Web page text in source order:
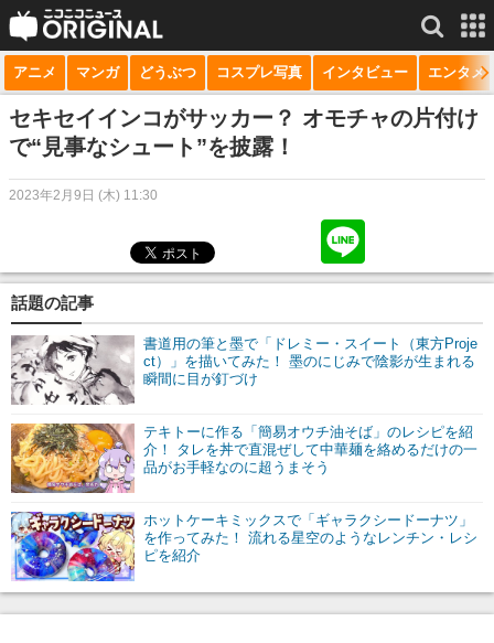
サービス一覧 もっと見る
niconico
動画
生放送
チャンネル
マンガ
ニコニコQ
アニメ マンガ どうぶつ コスプレ写真 インタビュー エンタメ
セキセイインコがサッカー？ オモチャの片付け
で“見事なシュート”を披露！
2023年2月9日 (木) 11:30
話題の記事
書道用の筆と墨で「ドレミー・スイート（東方Proje
ct）」を描いてみた！ 墨のにじみで陰影が生まれる
瞬間に目が釘づけ
テキトーに作る「簡易オウチ油そば」のレシピを紹
介！ タレを丼で直混ぜして中華麺を絡めるだけの一
品がお手軽なのに超うまそう
ホットケーキミックスで「ギャラクシードーナツ」
を作ってみた！ 流れる星空のようなレンチン・レシ
ピを紹介